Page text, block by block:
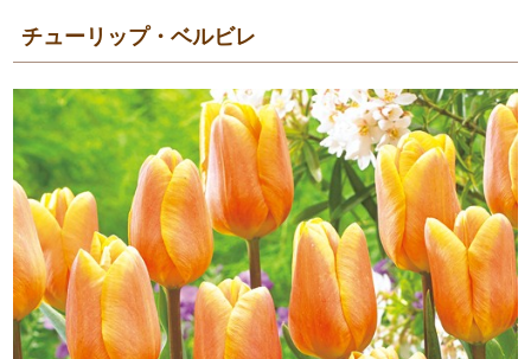
チューリップ・ベルビレ